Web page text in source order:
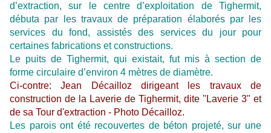
d’extraction, sur le centre d’exploitation de Tighermit,
débuta par les travaux de préparation élaborés par les
services du fond, assistés des services du jour pour
certaines fabrications et constructions.
Le puits de Tighermit, qui existait, fut mis à section de
forme circulaire d’environ 4 mètres de diamètre.
Ci-contre: Jean Décailloz dirigeant les travaux de
construction de la Laverie de Tighermit, dite "Laverie 3" et
de sa Tour d'extraction - Photo Décailloz.
Les parois ont été recouvertes de béton projeté, sur une